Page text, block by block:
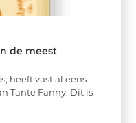
de meest
heeft vast al eens
Tante Fanny. Dit is